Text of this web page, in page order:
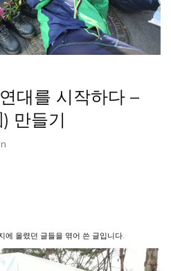
대를 시작하다 –
만들기
에 올렸던 글들을 엮어 쓴 글입니다.